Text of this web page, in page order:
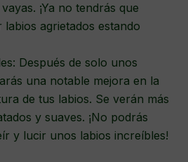
¡Ya no tendrás que
agrietados estando
Después de solo unos
una notable mejora en la
de tus labios. Se verán más
y suaves. ¡No podrás
y lucir unos labios increíbles!